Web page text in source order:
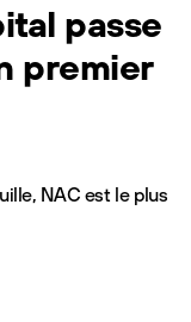
passe
premier
NAC est le plus